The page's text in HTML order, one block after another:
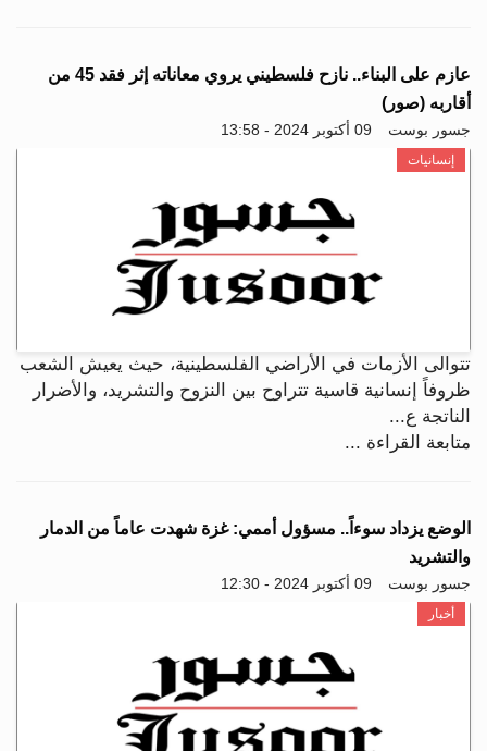
عازم على البناء.. نازح فلسطيني يروي معاناته إثر فقد 45 من
أقاربه (صور)
جسور بوست 09 أكتوبر 2024 - 13:58
إنسانيات
تتوالى الأزمات في الأراضي الفلسطينية، حيث يعيش الشعب
ظروفاً إنسانية قاسية تتراوح بين النزوح والتشريد، والأضرار
الناتجة ع...
متابعة القراءة ...
الوضع يزداد سوءاً.. مسؤول أممي: غزة شهدت عاماً من الدمار
والتشريد
جسور بوست 09 أكتوبر 2024 - 12:30
أخبار